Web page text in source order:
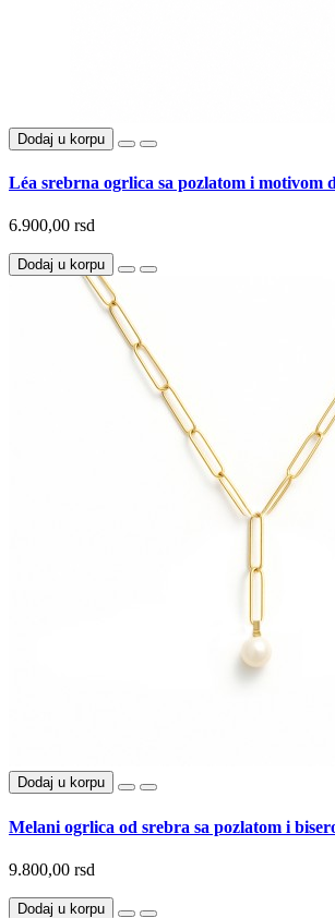
Dodaj u korpu
Léa srebrna ogrlica sa pozlatom i motivom
6.900,00 rsd
Dodaj u korpu
Dodaj u korpu
Melani ogrlica od srebra sa pozlatom i
9.800,00 rsd
Dodaj u korpu